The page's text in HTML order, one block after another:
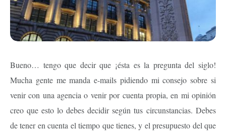
Bueno… tengo que decir que ¡ésta es la pregunta del siglo!
Mucha gente me manda e-mails pidiendo mi consejo sobre si
venir con una agencia o venir por cuenta propia, en mi opinión
creo que esto lo debes decidir según tus circunstancias. Debes
de tener en cuenta el tiempo que tienes, y el presupuesto del que